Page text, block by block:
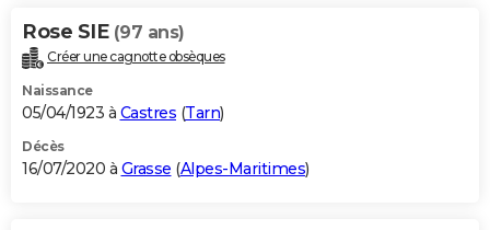
Rose SIE (97 ans)
Créer une cagnotte obsèques
Naissance
05/04/1923 à Castres (Tarn)
Décès
16/07/2020 à Grasse (Alpes-Maritimes)